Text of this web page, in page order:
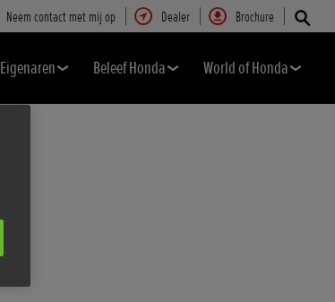
Neem contact met mij op Dealer Brochure
Eigenaren Beleef Honda World of Honda